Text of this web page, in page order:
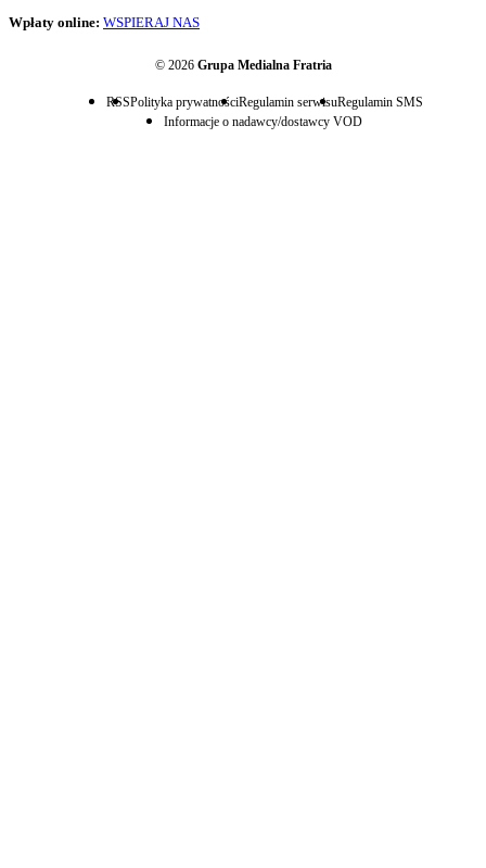
Wpłaty online: WSPIERAJ NAS
© 2026 Grupa Medialna Fratria
RSSPolityka prywatnościRegulamin serwisuRegulamin SMS
Informacje o nadawcy/dostawcy VOD